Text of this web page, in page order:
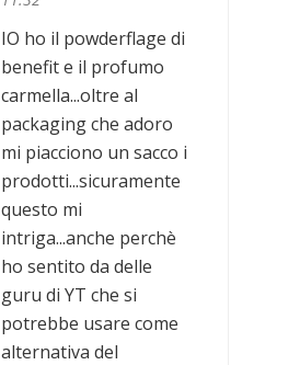
IO ho il powderflage di
benefit e il profumo
carmella...oltre al
packaging che adoro
mi piacciono un sacco i
prodotti...sicuramente
questo mi
intriga...anche perchè
ho sentito da delle
guru di YT che si
potrebbe usare come
alternativa del